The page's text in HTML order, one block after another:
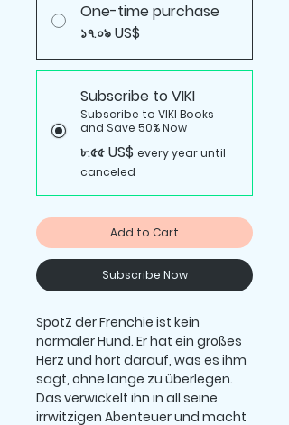
One-time purchase
১৭.০৯ US$
Subscribe to VIKI
Subscribe to VIKI Books
and Save 50% Now
৮.৫৫ US$ every year until
canceled
Add to Cart
Subscribe Now
SpotZ der Frenchie ist kein
normaler Hund. Er hat ein großes
Herz und hört darauf, was es ihm
sagt, ohne lange zu überlegen.
Das verwickelt ihn in all seine
irrwitzigen Abenteuer und macht